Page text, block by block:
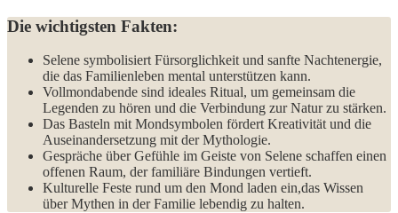
Die wichtigsten Fakten:
Selene symbolisiert Fürsorglichkeit und sanfte Nachtenergie,
die das Familienleben mental unterstützen⁤ kann.
Vollmondabende sind ideales Ritual, um gemeinsam die
‍Legenden zu hören und die⁣ Verbindung zur Natur zu ⁢stärken.
Das Basteln mit Mondsymbolen fördert Kreativität und die
Auseinandersetzung mit der ​Mythologie.
Gespräche über Gefühle im Geiste ‌von Selene schaffen einen‌
offenen Raum, der familiäre ⁢Bindungen vertieft.
Kulturelle Feste rund um den Mond laden ein,das Wissen
über Mythen in der Familie ‍lebendig ⁣zu halten.